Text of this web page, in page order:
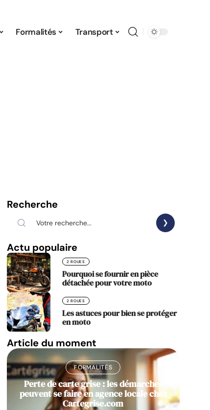
Formalités Transport
Recherche
Actu populaire
2 ROUES
Pourquoi se fournir en pièce
détachée pour votre moto
2 ROUES
Les astuces pour bien se protéger
en moto
Article du moment
FORMALITÉS
Perte de carte grise : les démarches
peuvent se faire en agence locale chez
Cartegrise.com